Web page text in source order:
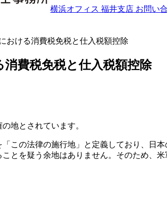
横浜オフィス 福井支店 お問い
おける消費税免税と仕入税額控除
費税免税と仕入税額控除
地とされています。
この法律の施行地」と定義しており、日
とを疑う余地はありません。そのため、